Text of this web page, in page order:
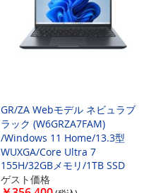
GR/ZA Webモデル ネビュラブ
ラック (W6GRZA7FAM)
/Windows 11 Home/13.3型
WUXGA/Core Ultra 7
155H/32GBメモリ/1TB SSD
ゲスト価格